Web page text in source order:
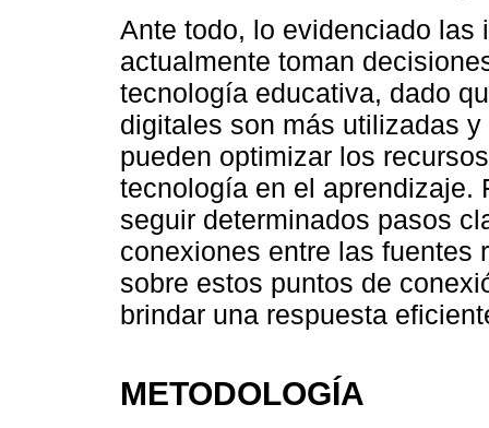
Ante todo, lo evidenciado las
actualmente toman
tecnología educativa, dado
digitales son más utilizadas
pueden optimizar los
tecnología en el aprendizaje.
seguir determinados pasos
conexiones entre las fuentes
sobre estos puntos de
brindar una respuesta
METODOLOGÍA